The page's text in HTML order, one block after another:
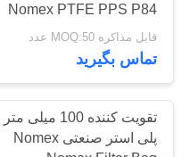
اخبار
درخواست
کیسه
Nomex PTFE PPS P84
فیلت صنعتی فیبر شیشه
ای برای جمع آوری گرد و
غبار سیمان معدن زغال
قابل مذاکره MOQ:50 عدد
تماس بگیرید
تقویت کننده 100 میلی متر
پلی استر صنعتی Nomex